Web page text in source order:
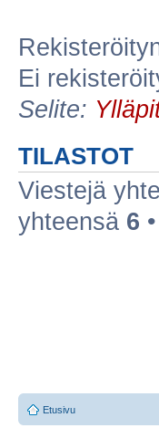
Ei
Selite:
TILASTOT
Viestejä
yhteensä 6
Etusivu